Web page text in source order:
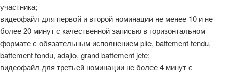
участника;
видеофайл для первой и второй номинации не менее 10 и не
более 20 минут с качественной записью в горизонтальном
формате с обязательным исполнением plie, battement tendu,
battement fondu, adajio, grand battement jete;
видеофайл для третьей номинации не более 4 минут с